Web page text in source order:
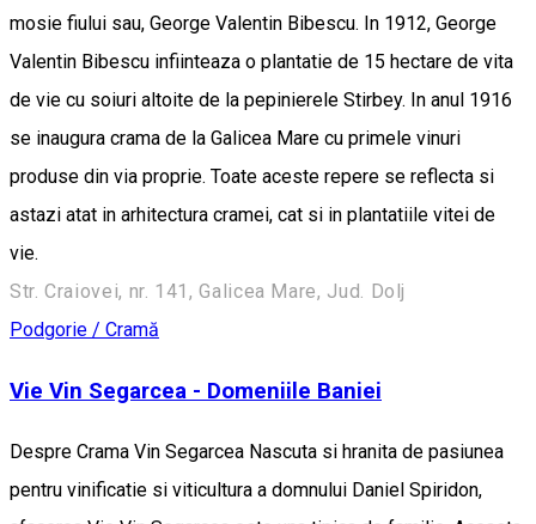
mosie fiului sau, George Valentin Bibescu. In 1912, George
Valentin Bibescu infiinteaza o plantatie de 15 hectare de vita
de vie cu soiuri altoite de la pepinierele Stirbey. In anul 1916
se inaugura crama de la Galicea Mare cu primele vinuri
produse din via proprie. Toate aceste repere se reflecta si
astazi atat in arhitectura cramei, cat si in plantatiile vitei de
vie.
Str. Craiovei, nr. 141, Galicea Mare, Jud. Dolj
Podgorie / Cramă
Vie Vin Segarcea - Domeniile Baniei
Despre Crama Vin Segarcea Nascuta si hranita de pasiunea
pentru vinificatie si viticultura a domnului Daniel Spiridon,